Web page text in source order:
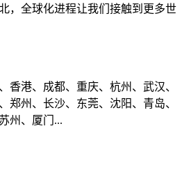
，全球化进程让我们接触到更多世
香港、成都、重庆、杭州、武汉、
郑州、长沙、东莞、沈阳、青岛、
州、厦门...